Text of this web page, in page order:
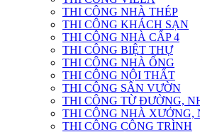
THI CÔNG NHÀ THÉP
THI CÔNG KHÁCH SẠN
THI CÔNG NHÀ CẤP 4
THI CÔNG BIỆT THỰ
THI CÔNG NHÀ ỐNG
THI CÔNG NỘI THẤT
THI CÔNG SÂN VƯỜN
THI CÔNG TỪ ĐƯỜNG,
THI CÔNG NHÀ XƯỞNG,
THI CÔNG CÔNG TRÌNH